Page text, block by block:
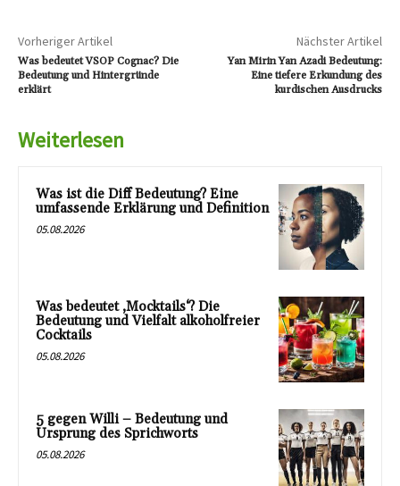
Vorheriger Artikel
Was bedeutet VSOP Cognac? Die
Bedeutung und Hintergründe
erklärt
Nächster Artikel
Yan Mirin Yan Azadi Bedeutung:
Eine tiefere Erkundung des
kurdischen Ausdrucks
Weiterlesen
Was ist die Diff Bedeutung? Eine
umfassende Erklärung und Definition
05.08.2026
Was bedeutet ‚Mocktails‘? Die
Bedeutung und Vielfalt alkoholfreier
Cocktails
05.08.2026
5 gegen Willi – Bedeutung und
Ursprung des Sprichworts
05.08.2026